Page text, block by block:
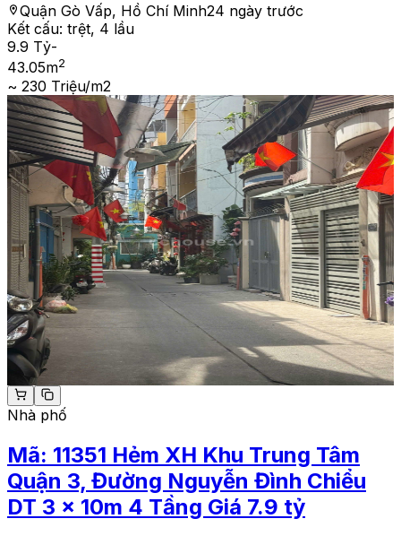
Quận Gò Vấp, Hồ Chí Minh24 ngày trước
Kết cấu: trệt, 4 lầu
9.9 Tỷ-
43.05m2
~ 230 Triệu/m2
Nhà phố
Mã: 11351 Hẻm XH Khu Trung Tâm
Quận 3, Đường Nguyễn Đình Chiểu
DT 3 x 10m 4 Tầng Giá 7.9 tỷ